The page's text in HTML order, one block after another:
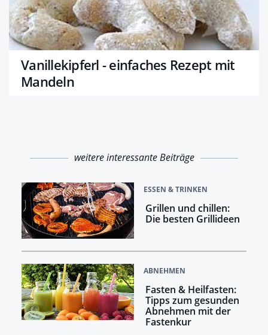
Vanillekipferl - einfaches Rezept mit
Mandeln
weitere interessante Beiträge
ESSEN & TRINKEN
Grillen und chillen:
Die besten Grillideen
ABNEHMEN
Fasten & Heilfasten:
Tipps zum gesunden
Abnehmen mit der
Fastenkur